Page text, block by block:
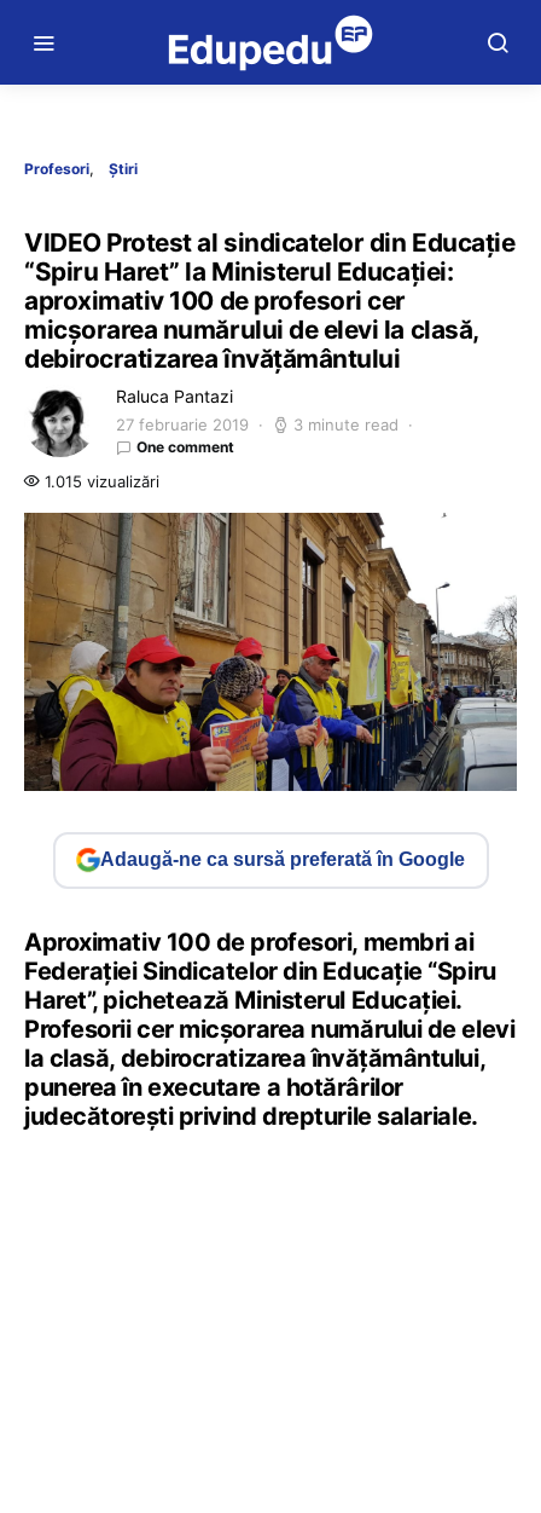
Profesori Știri
VIDEO Protest al sindicatelor din Educație
“Spiru Haret” la Ministerul Educației:
aproximativ 100 de profesori cer
micșorarea numărului de elevi la clasă,
debirocratizarea învățământului
Raluca Pantazi
27 februarie 2019 3 minute read
One comment
1.015 vizualizări
Adaugă-ne ca sursă preferată în Google
Aproximativ 100 de profesori, membri ai
Federației Sindicatelor din Educație “Spiru
Haret”, pichetează Ministerul Educației.
Profesorii cer micșorarea numărului de elevi
la clasă, debirocratizarea învățământului,
punerea în executare a hotărârilor
judecătorești privind drepturile salariale.